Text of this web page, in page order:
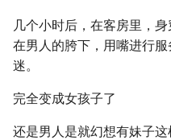
几个小时后，在客房里，
在男人的胯下，用嘴进行
迷。
完全变成女孩子了
还是男人是就幻想有妹子